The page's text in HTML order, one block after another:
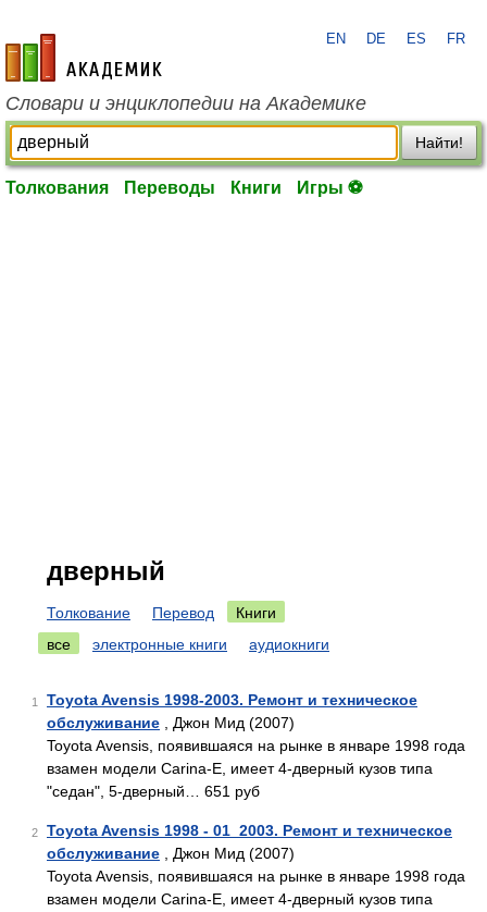
academic.ru
EN DE ES FR
Словари и энциклопедии на Академике
Найти!
Толкования Переводы Книги Игры ⚽
дверный
Толкование Перевод
Книги
все
электронные книги аудиокниги
1
Toyota Avensis 1998-2003. Ремонт и техническое
обслуживание , Джон Мид (2007)
Toyota Avensis, появившаяся на рынке в январе 1998 года
взамен модели Carina-E, имеет 4-дверный кузов типа
"седан", 5-дверный… 651 руб
2
Toyota Avensis 1998 - 01_2003. Ремонт и техническое
обслуживание , Джон Мид (2007)
Toyota Avensis, появившаяся на рынке в январе 1998 года
взамен модели Carina-E, имеет 4-дверный кузов типа